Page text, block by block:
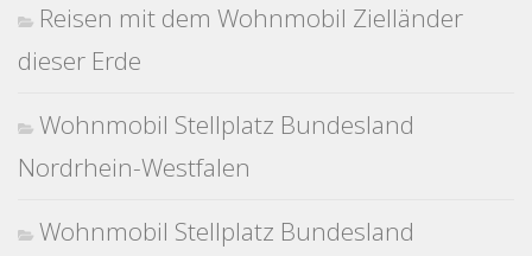
Reisen mit dem Wohnmobil Zielländer
dieser Erde
Wohnmobil Stellplatz Bundesland
Nordrhein-Westfalen
Wohnmobil Stellplatz Bundesland